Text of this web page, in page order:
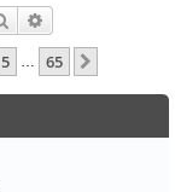
Zoek
5 65